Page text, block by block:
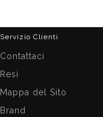
Servizio Clienti
Contattaci
Resi
Mappa del Sito
Brand